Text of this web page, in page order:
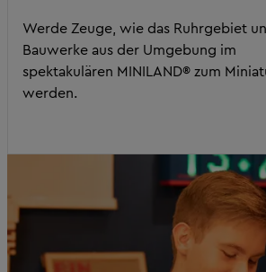
Werde Zeuge, wie das Ruhrgebiet
Bauwerke aus der Umgebung im
spektakulären MINILAND® zum
werden.